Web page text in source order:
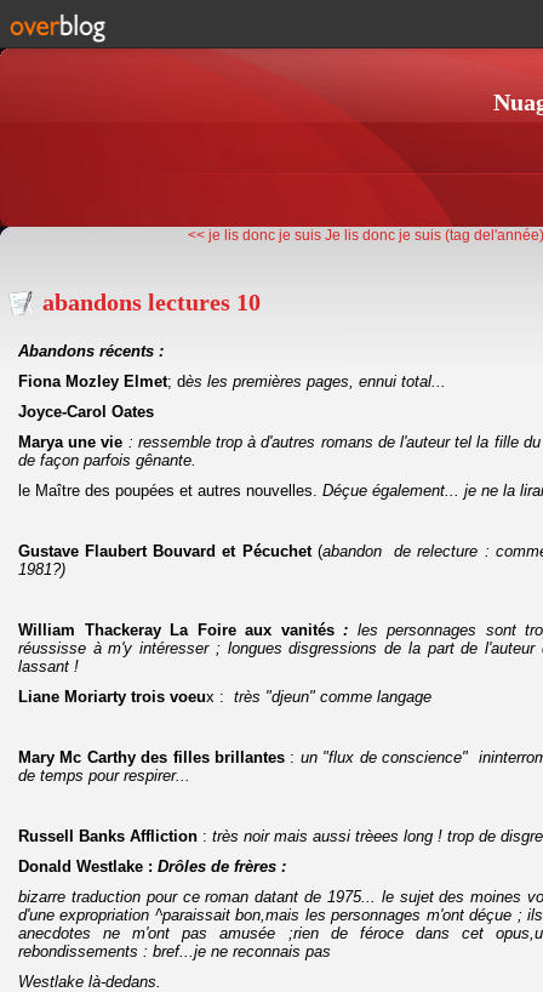
<< je lis donc je suis Je lis donc je suis (tag
abandons lectures 10
Abandons récents :
Fiona Mozley Elmet; dès les premières pages, ennui total...
Joyce-Carol Oates
Marya une vie : ressemble trop à d'autres romans de l'auteur tel la fille
de façon parfois gênante.
le Maître des poupées et autres nouvelles. Déçue également... je ne la
Gustave Flaubert Bouvard et Pécuchet (abandon de relecture :
1981?)
William Thackeray La Foire aux vanités: les personnages sont
réussisse à m'y intéresser ; longues disgressions de la part de
lassant !
Liane Moriarty trois voeux : très "djeun" comme langage
Mary Mc Carthy des filles brillantes : un "flux de conscience"
de temps pour respirer...
Russell Banks Affliction : très noir mais aussi trèees long ! trop de
Donald Westlake : Drôles de frères :
bizarre traduction pour ce roman datant de 1975... le sujet des moines
d'une expropriation ^paraissait bon,mais les personnages m'ont déçue ;
anecdotes ne m'ont pas amusée ;rien de féroce dans cet
rebondissements : bref...je ne reconnais pas
Westlake là-dedans.